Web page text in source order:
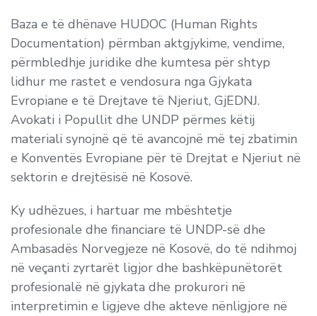
Baza e të dhënave HUDOC (Human Rights
Documentation) përmban aktgjykime, vendime,
përmbledhje juridike dhe kumtesa për shtyp
lidhur me rastet e vendosura nga Gjykata
Evropiane e të Drejtave të Njeriut, GjEDNJ.
Avokati i Popullit dhe UNDP përmes këtij
materiali synojnë që të avancojnë më tej zbatimin
e Konventës Evropiane për të Drejtat e Njeriut në
sektorin e drejtësisë në Kosovë.
Ky udhëzues, i hartuar me mbështetje
profesionale dhe financiare të UNDP-së dhe
Ambasadës Norvegjeze në Kosovë, do të ndihmoj
në veçanti zyrtarët ligjor dhe bashkëpunëtorët
profesionalë në gjykata dhe prokurori në
interpretimin e ligjeve dhe akteve nënligjore në